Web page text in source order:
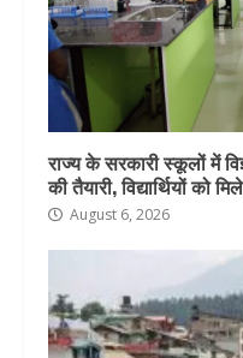
राज्य के सरकारी स्कूलों में
की तैयारी, विद्यार्थियों को
August 6, 2026